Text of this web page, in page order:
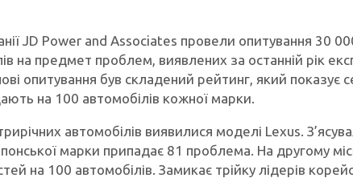
JD Power and Associates провели опитування 30
на предмет проблем, виявлених за останній рік
опитування був складений рейтинг, який показує
на 100 автомобілів кожної марки.
автомобілів виявилися моделі Lexus.
марки припадає 81 проблема. На другому
на 100 автомобілів. Замикає трійку лідерів